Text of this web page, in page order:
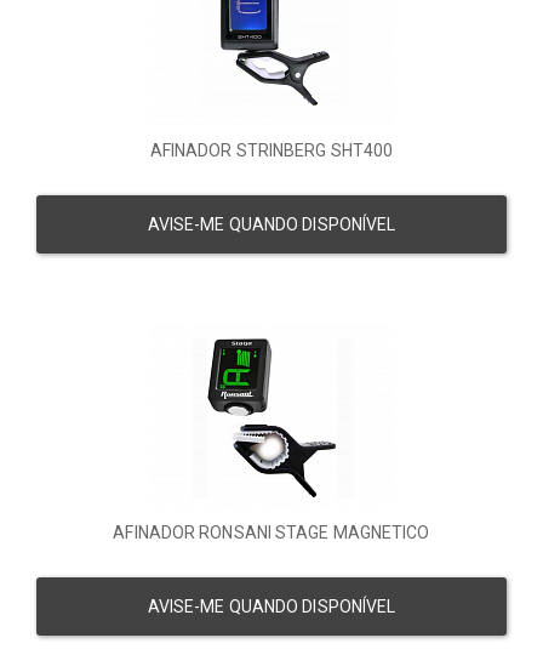
AFINADOR STRINBERG SHT400
AVISE-ME QUANDO DISPONÍVEL
AFINADOR RONSANI STAGE MAGNETICO
AVISE-ME QUANDO DISPONÍVEL